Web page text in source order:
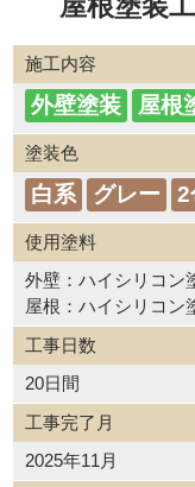
施工内容
外壁塗装 屋根
塗装色
白系 グレー 2
使用塗料
外壁：ハイシリコン
屋根：ハイシリコン
工事日数
20日間
工事完了月
2025年11月